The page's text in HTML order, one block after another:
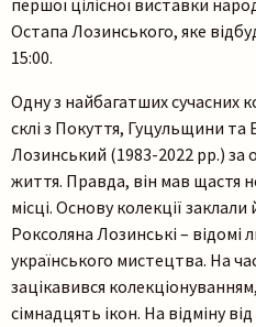
першої цілісної виставки
Остапа Лозинського, яке
15:00.
Одну з найбагатших сучасних
склі з Покуття, Гуцульщини та
Лозинський (1983-2022 рр.) за
життя. Правда, він мав щастя
місці. Основу колекції
Роксоляна Лозинські – відомі
українського мистецтва. На
зацікавився
сімнадцять ікон. На відміну